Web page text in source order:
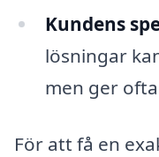
Kundens
lösningar
men ger
För att få en